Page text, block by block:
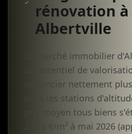
rénovation à
Albertville
Le marché immobilier
un potentiel de
un foncier nettement
dans les stations
prix moyen tous biens
2 415 €/m² à mai 2026